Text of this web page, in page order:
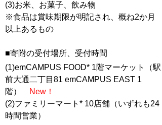
(3)お米、お菓子、飲み物
※食品は賞味期限が明記され、概ね2か月
以上あるもの
■寄附の受付場所、受付時間
(1)emCAMPUS FOOD* 1階マーケット（駅
前大通二丁目81 emCAMPUS EAST 1
階）
New！
(2)ファミリーマート* 10店舗（いずれも24
時間営業）